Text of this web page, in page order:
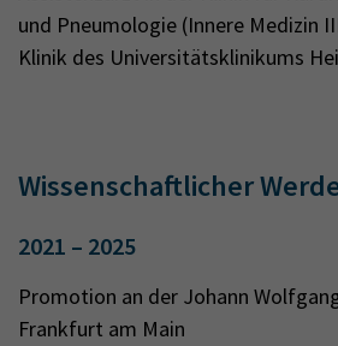
und Pneumologie (Innere Medizin
Klinik des Universitätsklinikums
Wissenschaftlicher
2021 – 2025
Promotion an der Johann
Frankfurt am Main